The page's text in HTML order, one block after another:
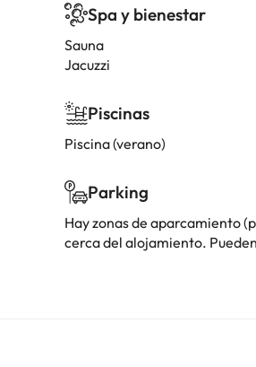
Spa y bienestar
Sauna
Jacuzzi
Piscinas
Piscina (verano)
Parking
Hay zonas de aparcamiento
cerca del alojamiento.